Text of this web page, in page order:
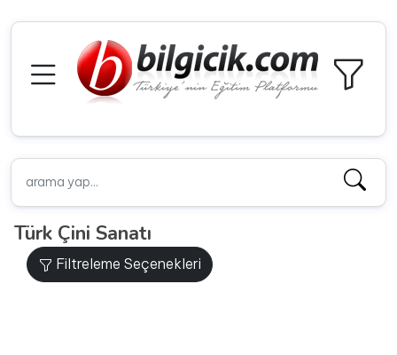
Türk Çini Sanatı
Filtreleme Seçenekleri